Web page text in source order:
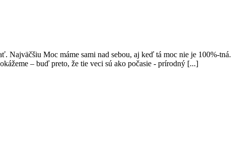
Moc máme sami nad sebou, aj keď tá moc nie je 100%-
– buď preto, že tie veci sú ako počasie - prírodný [...]